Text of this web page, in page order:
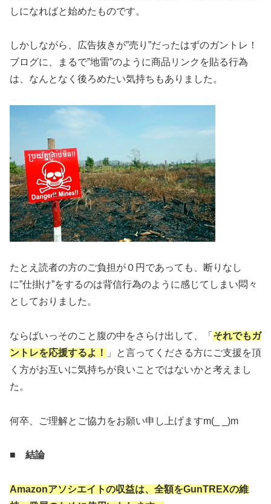
しになればと始めたものです。
しかしながら、広告抜きが”売り”だったはずのガントレ！
ブログに、まるで”地雷”のように商品リンクを貼る行為
は、なんとなく後ろめたい気持ちもありました。
たとえ読者の方のご負担が０円であっても、断りなし
に”仕掛け”をするのは背信行為のように感じてしまい悶々
としておりました。
ならばいっそのこと腹の中をさらけ出して、「 それでもガ
ントレを応援するよ！
」と言ってくださる方にご支援を頂
く方がお互いに気持ちが良いことではないかと考えまし
た。
何卒、ご理解とご協力をお願い申し上げますm(_ _)m
■ 結論
Amazonアソシエイトの収益は、全額をGunTREXの維